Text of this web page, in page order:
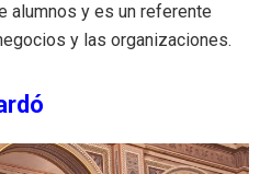
alumnos y es un referente
y las organizaciones.